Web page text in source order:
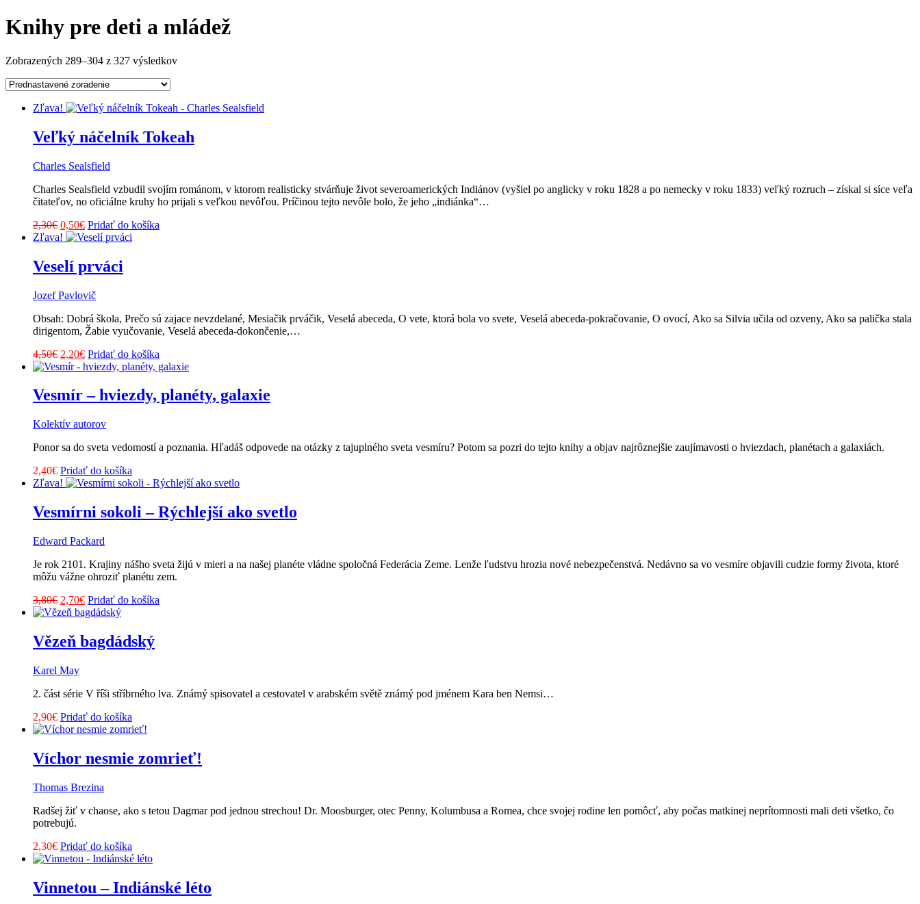
Knihy pre deti a mládež
Zobrazených 289–304 z 327 výsledkov
Zľava!
Veľký náčelník Tokeah
Charles Sealsfield
Charles Sealsfield vzbudil svojím románom, v ktorom realisticky stvárňuje život severoamerických Indiánov (vyšiel po anglicky v roku 1828 a po nemecky v roku 1833) veľký rozruch – získal si síce veľa
čitateľov, no oficiálne kruhy ho prijali s veľkou nevôľou. Príčinou tejto nevôle bolo, že jeho „indiánka“…
2,30€ Pôvodná
cena
2,30€.
0,50€Aktuálna
cena
0,50€.
Pridať do košíka
Zľava!
Veselí prváci
Jozef Pavlovič
Obsah: Dobrá škola, Prečo sú zajace nevzdelané, Mesiačik prváčik, Veselá abeceda, O vete, ktorá bola vo svete, Veselá abeceda-pokračovanie, O ovocí, Ako sa Silvia učila od ozveny, Ako sa palička stala
dirigentom, Žabie vyučovanie, Veselá abeceda-dokončenie,…
4,50€ Pôvodná
cena
4,50€.
2,20€Aktuálna
cena
2,20€.
Pridať do košíka
Vesmír – hviezdy, planéty, galaxie
Kolektív autorov
Ponor sa do sveta vedomostí a poznania. Hľadáš odpovede na otázky z tajuplného sveta vesmíru? Potom sa pozri do tejto knihy a objav najrôznejšie zaujímavosti o hviezdach, planétach a galaxiách.
2,40€ Pridať do košíka
Zľava!
Vesmírni sokoli – Rýchlejší ako svetlo
Edward Packard
Je rok 2101. Krajiny nášho sveta žijú v mieri a na našej planéte vládne spoločná Federácia Zeme. Lenže ľudstvu hrozia nové nebezpečenstvá. Nedávno sa vo vesmíre objavili cudzie formy života, ktoré
môžu vážne ohroziť planétu zem.
3,80€ Pôvodná
cena
3,80€.
2,70€Aktuálna
cena
2,70€.
Pridať do košíka
Vězeň bagdádský
Karel May
2. část série V říši stříbrného lva. Známý spisovatel a cestovatel v arabském světě známý pod jménem Kara ben Nemsi…
2,90€ Pridať do košíka
Víchor nesmie zomrieť!
Thomas Brezina
Radšej žiť v chaose, ako s tetou Dagmar pod jednou strechou! Dr. Moosburger, otec Penny, Kolumbusa a Romea, chce svojej rodine len pomôcť, aby počas matkinej neprítomnosti mali deti všetko, čo
potrebujú.
2,30€ Pridať do košíka
Vinnetou – Indiánské léto